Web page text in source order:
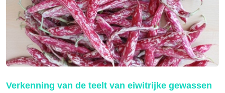
Verkenning van de teelt van eiwitrijke gewassen